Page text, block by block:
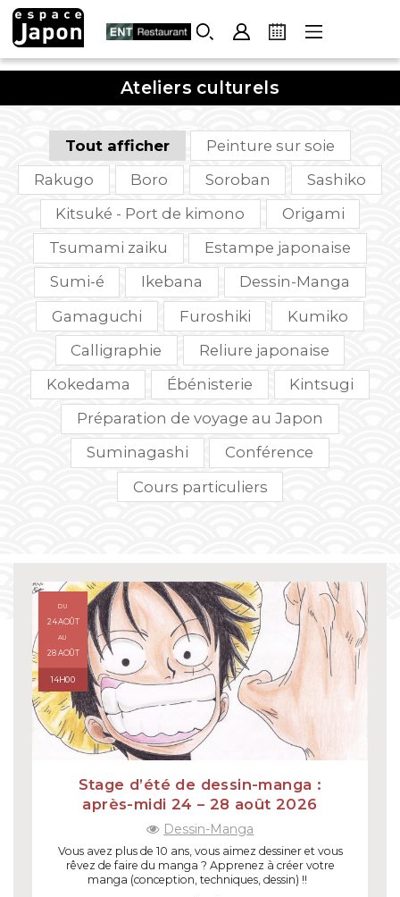
Skip
content
Ateliers culturels
Tout afficher
Peinture sur soie
Rakugo
Boro Soroban
Sashiko
Kitsuké - Port de kimono
Origami
Tsumami zaiku
Estampe japonaise
Sumi-é
Ikebana
Dessin-Manga
Gamaguchi
Furoshiki
Kumiko
Calligraphie
Reliure japonaise
Kokedama
Ébénisterie
Kintsugi
Préparation de voyage au Japon
Suminagashi
Conférence
Cours particuliers
DU
24 AOÛT
AU
28 AOÛT
14H00
Stage d’été de dessin-manga :
après-midi 24 – 28 août 2026
Dessin-Manga
Vous avez plus de 10 ans, vous aimez dessiner et vous
rêvez de faire du manga ? Apprenez à créer votre
manga (conception, techniques, dessin) !!